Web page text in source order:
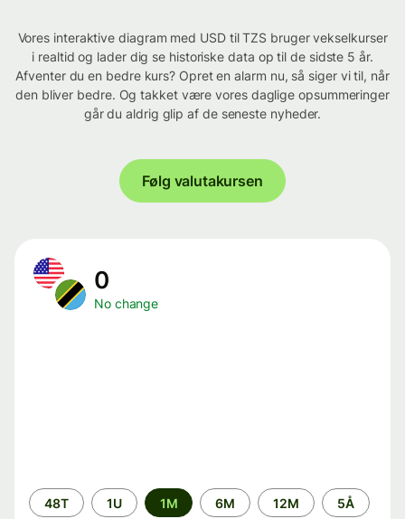
Vores interaktive diagram med USD til TZS bruger vekselkurser
i realtid og lader dig se historiske data op til de sidste 5 år.
Afventer du en bedre kurs? Opret en alarm nu, så siger vi til, når
den bliver bedre. Og takket være vores daglige opsummeringer
går du aldrig glip af de seneste nyheder.
Følg valutakursen
0
No change
Time
period
48T 1U 1M 6M 12M 5Å